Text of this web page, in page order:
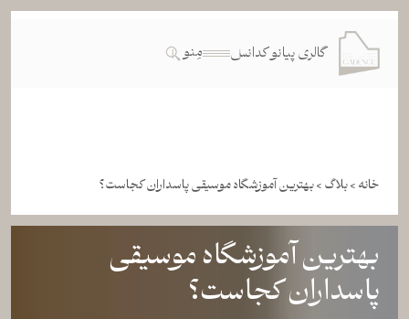
گالری پیانو کدانس مِنو
خانه >بلاگ >بهترین آموزشگاه موسیقی پاسداران کجاست؟
بهترین آموزشگاه موسیقی
پاسداران کجاست؟